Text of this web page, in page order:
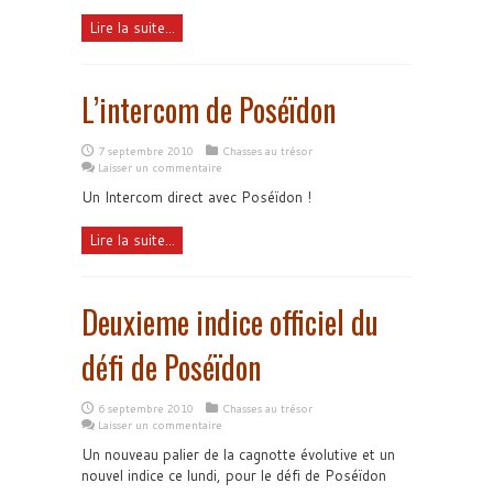
Lire la suite...
L’intercom de Poséïdon
7 septembre 2010
Chasses au trésor
Laisser un commentaire
Un Intercom direct avec Poséïdon !
Lire la suite...
Deuxieme indice officiel du
défi de Poséïdon
6 septembre 2010
Chasses au trésor
Laisser un commentaire
Un nouveau palier de la cagnotte évolutive et un
nouvel indice ce lundi, pour le défi de Poséïdon